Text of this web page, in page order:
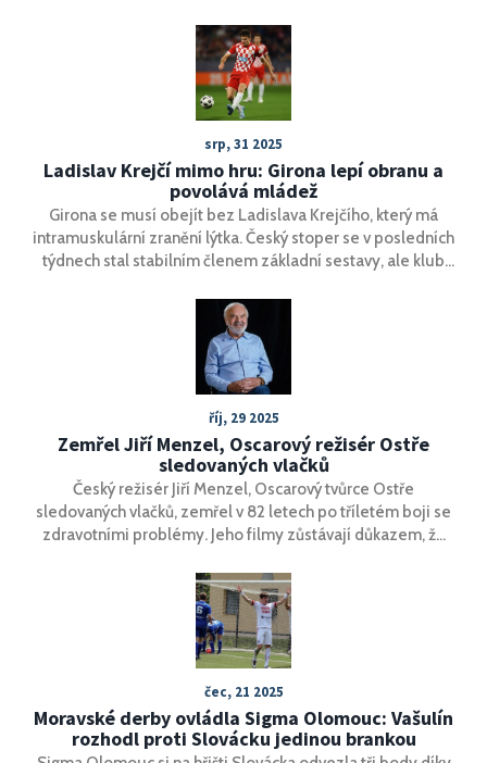
a tlačí na další obce. Ukrajinci čelí intenzivním dronovým
útokům a komplikované situaci kvůli přítomnosti civilistů.
srp, 31 2025
Ladislav Krejčí mimo hru: Girona lepí obranu a
povolává mládež
Girona se musí obejít bez Ladislava Krejčího, který má
intramuskulární zranění lýtka. Český stoper se v posledních
týdnech stal stabilním členem základní sestavy, ale klub
marodce trenér Michel sahá po Daleym Blindovi, Davidu
Lópezovi a Juanpem a do nominace zařadil šest hráčů z
juniorky.
říj, 29 2025
Zemřel Jiří Menzel, Oscarový režisér Ostře
sledovaných vlačků
Český režisér Jiří Menzel, Oscarový tvůrce Ostře
sledovaných vlačků, zemřel v 82 letech po tříletém boji se
zdravotními problémy. Jeho filmy zůstávají důkazem, že
čec, 21 2025
Moravské derby ovládla Sigma Olomouc: Vašulín
rozhodl proti Slovácku jedinou brankou